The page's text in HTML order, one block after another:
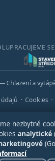
Chlazení a
· Cookies ·
nezbytné
analytické